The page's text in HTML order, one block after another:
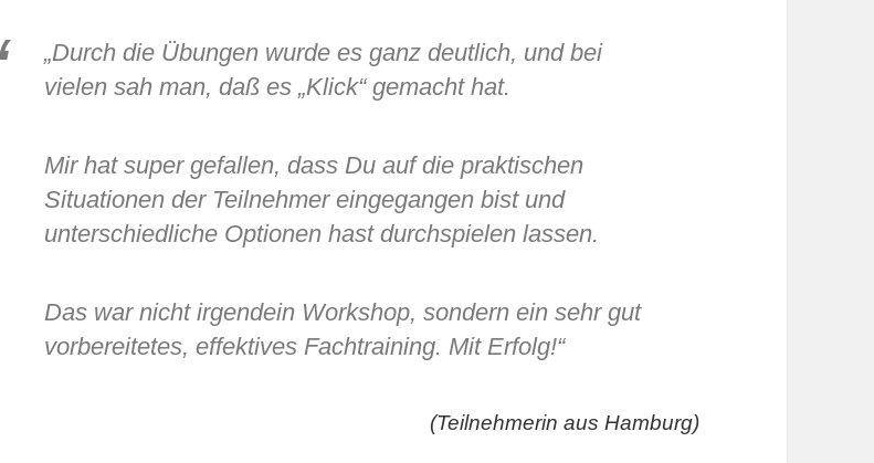
„Durch die Übungen wurde es ganz deutlich, und bei
vielen sah man, daß es „Klick“ gemacht hat.
Mir hat super gefallen, dass Du auf die praktischen
Situationen der Teilnehmer eingegangen bist und
unterschiedliche Optionen hast durchspielen lassen.
Das war nicht irgendein Workshop, sondern ein sehr gut
vorbereitetes, effektives Fachtraining. Mit Erfolg!“
(Teilnehmerin aus Hamburg)